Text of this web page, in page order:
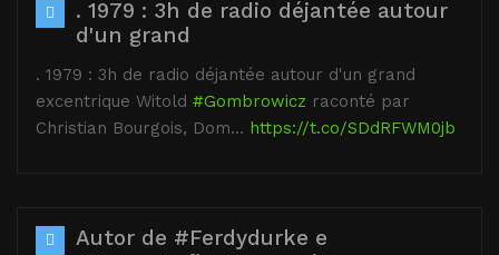
. 1979 : 3h de radio déjantée autour
d'un grand
. 1979 : 3h de radio déjantée autour d'un grand
excentrique Witold #Gombrowicz raconté par
Christian Bourgois, Dom… https://t.co/SDdRFWM0jb
Autor de #Ferdydurke e